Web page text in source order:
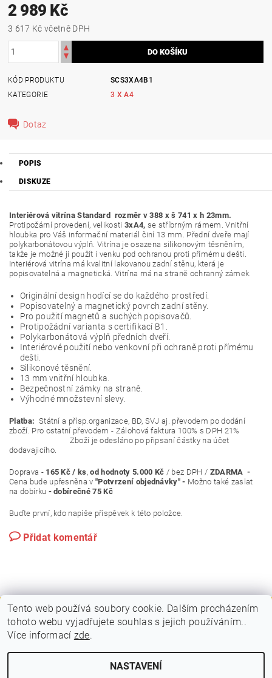
2 989 Kč
3 617 Kč včetně DPH
KÓD PRODUKTU
SCS3XA4B1
KATEGORIE
3 X A4
Dotaz
POPIS
DISKUZE
Interiérová vitrína Standard rozměr v 388 x š 741 x h 23mm.
Protipožární provedení, velikosti 3xA4, se stříbrným rámem. Vnitřní
hloubka pro Váš informační materiál činí 13 mm. Přední dveře mají
polykarbonátovou výplň. Vitrína je osazena silikonovým těsněním,
takže je možné ji použít i venku pod ochranou proti přímému dešti.
Interiérová vitrína má kvalitní lakovanou zadní stěnu, která je
popisovatelná a magnetická. Vitrína má na straně ochranný zámek.
Originální design hodící se do každého prostředí.
Popisovatelný a magnetický povrch zadní stěny.
Pro použití magnetů a suchých popisovačů.
Protipožádní varianta s certifikací B1.
Polykarbonátová výplň předních dveří.
Interiérové použití nebo venkovní při ochraně proti přímému
dešti.
Silikonové těsnění.
13 mm vnitřní hloubka.
Bezpečnostní zámky na straně.
Výhodné množstevní slevy.
Platba: Státní a přísp.organizace, BD, SVJ aj. převodem po dodání
zboží. Pro ostatní převodem - Zálohová faktura 100% s DPH 21%
Zboží je odesláno po připsaní částky na účet
dodavajicího.
Doprava - 165 Kč / ks ,od hodnoty 5.000 Kč / bez DPH / ZDARMA -
Cena bude upřesněna v "Potvrzení objednávky" - Možno také zaslat
na dobírku - dobírečné 75 Kč
Buďte první, kdo napíše příspěvek k této položce.
Přidat komentář
PLAKÁTOVÉ RÁMY A KLAPRÁMY | VITRÍNY A NÁSTĚNKY |
STOJANY A POUTAČE
Tento web používá soubory cookie. Dalším procházením
tohoto webu vyjadřujete souhlas s jejich používáním..
Více informací zde.
NASTAVENÍ